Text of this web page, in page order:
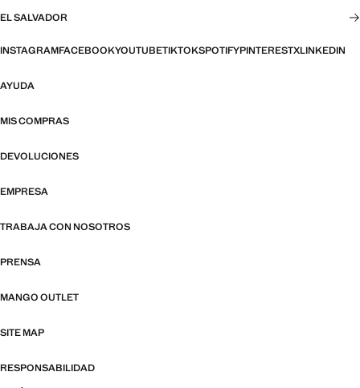
EL SALVADOR
INSTAGRAMFACEBOOKYOUTUBETIKTOKSPOTIFYPINTERESTXLINKEDIN
AYUDA
MIS COMPRAS
DEVOLUCIONES
EMPRESA
TRABAJA CON NOSOTROS
PRENSA
MANGO OUTLET
SITE MAP
RESPONSABILIDAD